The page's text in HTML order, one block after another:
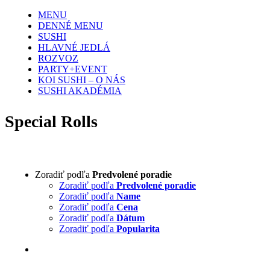
MENU
DENNÉ MENU
SUSHI
HLAVNÉ JEDLÁ
ROZVOZ
PARTY+EVENT
KOI SUSHI – O NÁS
SUSHI AKADÉMIA
Special Rolls
Zoradiť podľa Predvolené poradie
Zoradiť podľa Predvolené poradie
Zoradiť podľa Name
Zoradiť podľa Cena
Zoradiť podľa Dátum
Zoradiť podľa Popularita